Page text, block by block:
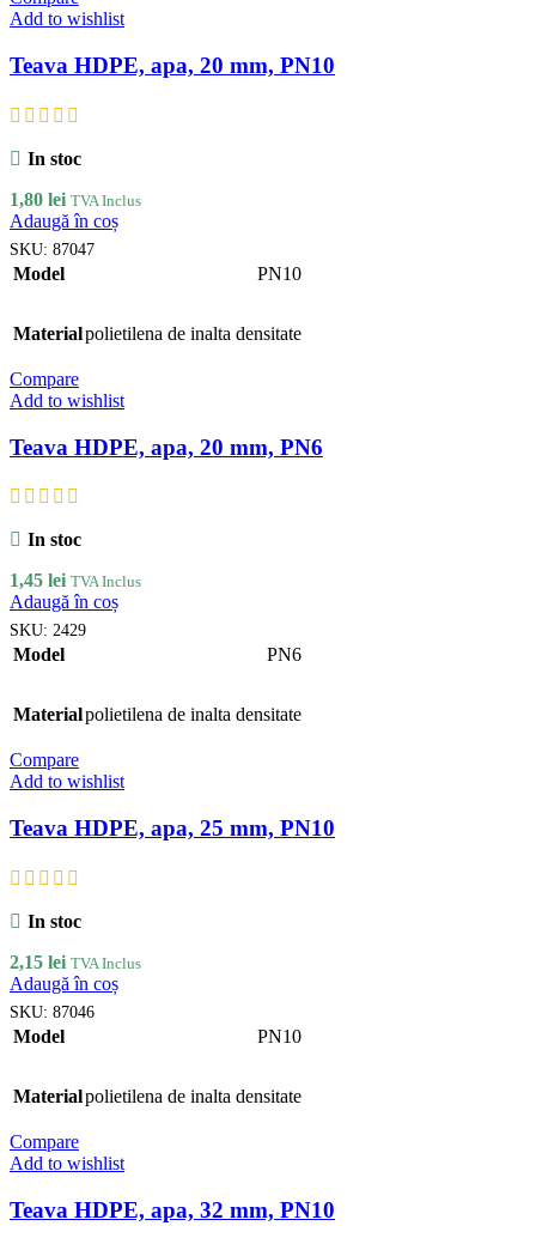
Add to wishlist
Teava HDPE, apa, 20 mm, PN10
In stoc
1,80 lei TVA Inclus
Adaugă în coș
SKU: 87047
Model PN10
Materialpolietilena de inalta densitate
Compare
Add to wishlist
Teava HDPE, apa, 20 mm, PN6
In stoc
1,45 lei TVA Inclus
Adaugă în coș
SKU: 2429
Model PN6
Materialpolietilena de inalta densitate
Compare
Add to wishlist
Teava HDPE, apa, 25 mm, PN10
In stoc
2,15 lei TVA Inclus
Adaugă în coș
SKU: 87046
Model PN10
Materialpolietilena de inalta densitate
Compare
Add to wishlist
Teava HDPE, apa, 32 mm, PN10